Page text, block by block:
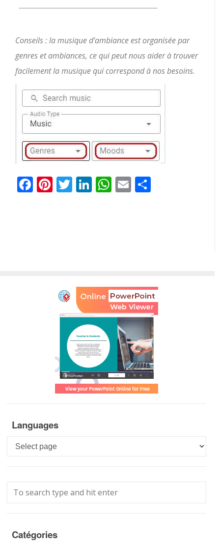
Conseils : la musique d’ambiance est organisée par
genres et ambiances, ce qui peut nous aider à trouver
facilement la musique qui correspond à nos besoins.
Facebook
Pinterest
Twitter
LinkedIn
WhatsApp
Email
Languages
Languages
Catégories